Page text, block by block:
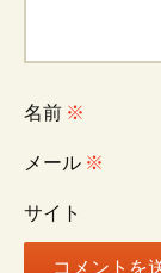
名前 ※
メール ※
サイト